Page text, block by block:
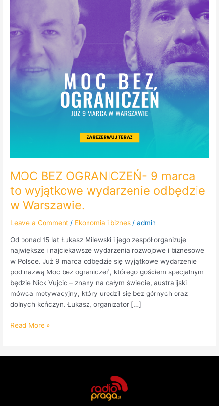
MOC BEZ OGRANICZEŃ- 9 marca
to wyjątkowe wydarzenie odbędzie
w Warszawie.
Leave a Comment / Ekonomia i biznes /admin
Od ponad 15 lat Łukasz Milewski i jego zespół organizuje
największe i najciekawsze wydarzenia rozwojowe i biznesowe
w Polsce. Już 9 marca odbędzie się wyjątkowe wydarzenie
pod nazwą Moc bez ograniczeń, którego gościem specjalnym
będzie Nick Vujcic – znany na całym świecie, australijski
mówca motywacyjny, który urodził się bez górnych oraz
dolnych kończyn. Łukasz, organizator […]
wyjątkowe
wydarzenie
odbędzie
w
Warszawie.
Read More »